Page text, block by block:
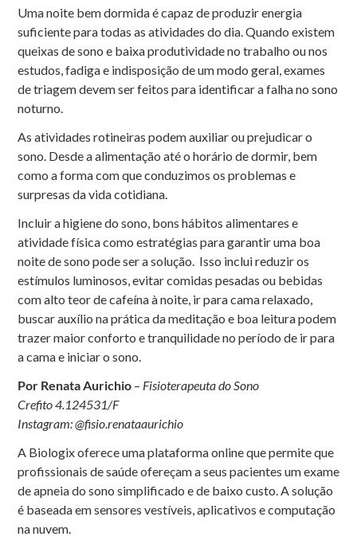
Uma noite bem dormida é capaz de produzir energia
suficiente para todas as atividades do dia. Quando existem
queixas de sono e baixa produtividade no trabalho ou nos
estudos, fadiga e indisposição de um modo geral, exames
de triagem devem ser feitos para identificar a falha no sono
noturno.
As atividades rotineiras podem auxiliar ou prejudicar o
sono. Desde a alimentação até o horário de dormir, bem
como a forma com que conduzimos os problemas e
surpresas da vida cotidiana.
Incluir a higiene do sono, bons hábitos alimentares e
atividade física como estratégias para garantir uma boa
noite de sono pode ser a solução. Isso inclui reduzir os
estímulos luminosos, evitar comidas pesadas ou bebidas
com alto teor de cafeína à noite, ir para cama relaxado,
buscar auxílio na prática da meditação e boa leitura podem
trazer maior conforto e tranquilidade no período de ir para
a cama e iniciar o sono.
Por Renata Aurichio – Fisioterapeuta do Sono
Crefito 4.124531/F
Instagram: @fisio.renataaurichio
A Biologix oferece uma plataforma online que permite que
profissionais de saúde ofereçam a seus pacientes um exame
de apneia do sono simplificado e de baixo custo. A solução
é baseada em sensores vestíveis, aplicativos e computação
na nuvem.